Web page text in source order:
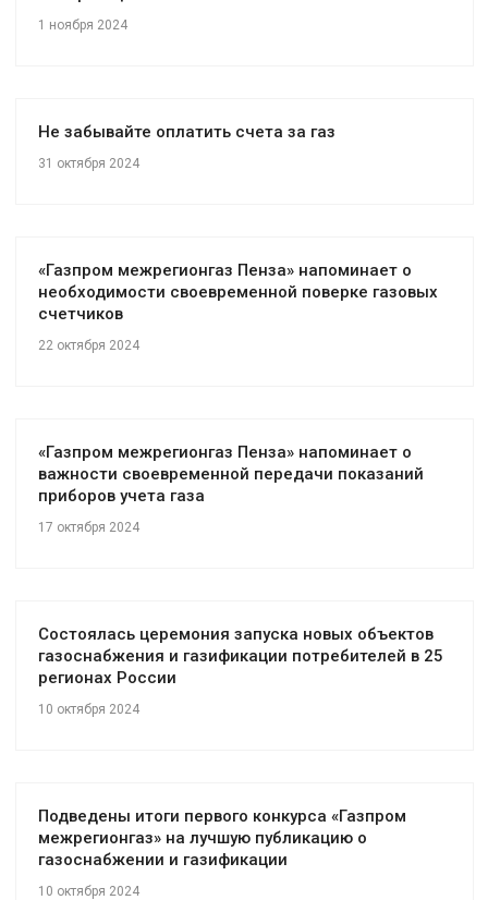
1 ноября 2024
Не забывайте оплатить счета за газ
31 октября 2024
«Газпром межрегионгаз Пенза» напоминает о
необходимости своевременной поверке газовых
счетчиков
22 октября 2024
«Газпром межрегионгаз Пенза» напоминает о
важности своевременной передачи показаний
приборов учета газа
17 октября 2024
Состоялась церемония запуска новых объектов
газоснабжения и газификации потребителей в 25
регионах России
10 октября 2024
Подведены итоги первого конкурса «Газпром
межрегионгаз» на лучшую публикацию о
газоснабжении и газификации
10 октября 2024